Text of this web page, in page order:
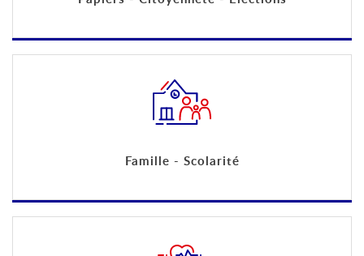
Famille - Scolarité